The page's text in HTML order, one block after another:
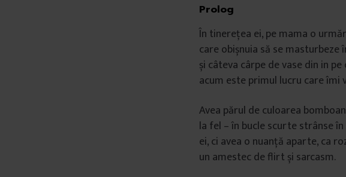
Prolog
În tinerețea ei, pe mama o
care obișnuia să se
și câteva cârpe de vase din in
acum este primul lucru care îmi
Avea părul de culoarea
la fel – în bucle scurte strânse
ei, ci avea o nuanță aparte, ca
un amestec de flirt și sarcasm.